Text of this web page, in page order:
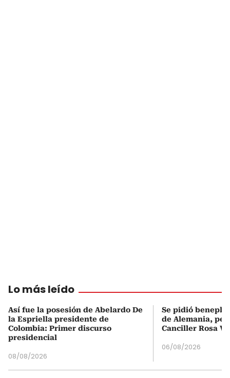
Lo más leído
Así fue la posesión de Abelardo De
la Espriella presidente de
Colombia: Primer discurso
presidencial
08/08/2026
Se pidió
de Alemania,
Canciller Rosa
06/08/2026